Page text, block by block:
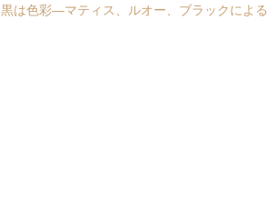
黒は色彩―マティス、ルオー、ブラックによ